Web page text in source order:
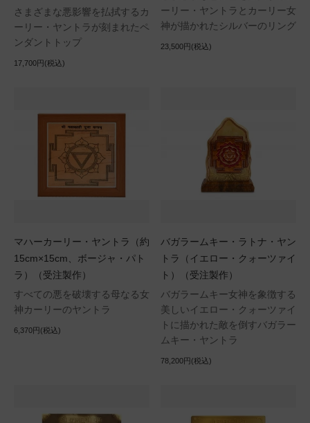
さまざまな悪影響を払拭するカ
ーリー・ヤントラが刻まれたペ
ンダントトップ
17,700円(税込)
ーリー・ヤントラとカーリー女
神が描かれたシルバーのリング
23,500円(税込)
マハーカーリー・ヤントラ（約
15cm×15cm、ボージャ・パト
ラ）（受注製作）
すべての悪を破壊する母なる女
神カーリーのヤントラ
6,370円(税込)
バガラームキー・ラトナ・ヤン
トラ（イエロー・クォーツァイ
ト）（受注製作）
バガラームキー女神を象徴する
美しいイエロー・クォーツァイ
トに描かれた敵を倒すバガラー
ムキー・ヤントラ
78,200円(税込)